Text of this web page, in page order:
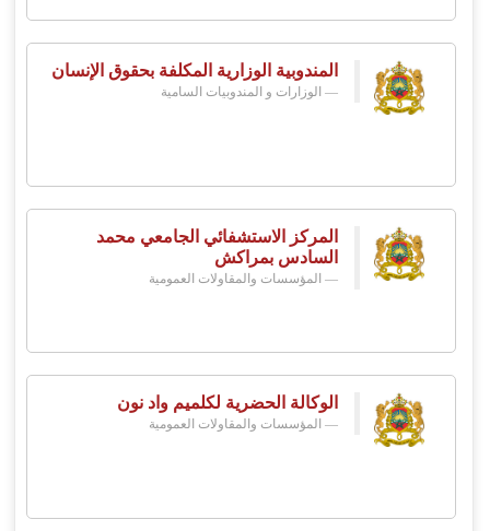
المندوبية الوزارية المكلفة بحقوق الإنسان
الوزارات و المندوبيات السامية
المركز الاستشفائي الجامعي محمد
السادس بمراكش
المؤسسات والمقاولات العمومية
الوكالة الحضرية لكلميم واد نون
المؤسسات والمقاولات العمومية